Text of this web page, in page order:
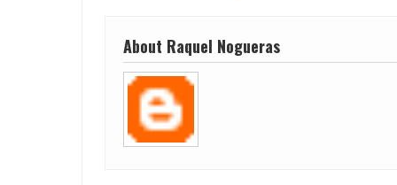
About Raquel Nogueras